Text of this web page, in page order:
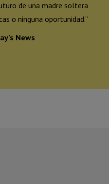
de una madre soltera
o ninguna oportunidad.”
News